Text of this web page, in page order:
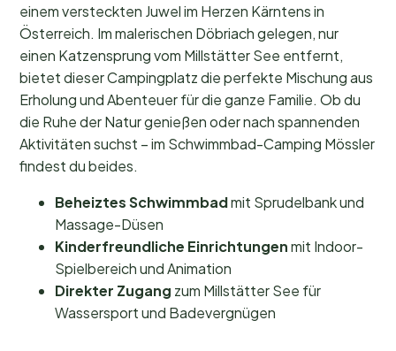
einem versteckten Juwel im Herzen Kärntens in
Österreich. Im malerischen Döbriach gelegen, nur
einen Katzensprung vom Millstätter See entfernt,
bietet dieser Campingplatz die perfekte Mischung aus
Erholung und Abenteuer für die ganze Familie. Ob du
die Ruhe der Natur genießen oder nach spannenden
Aktivitäten suchst – im Schwimmbad-Camping Mössler
findest du beides.
Beheiztes Schwimmbadmit Sprudelbank und
Massage-Düsen
Kinderfreundliche Einrichtungenmit Indoor-
Spielbereich und Animation
Direkter Zugang zum Millstätter See für
Wassersport und Badevergnügen